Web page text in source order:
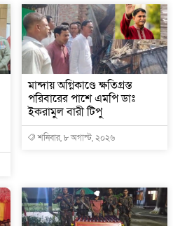
মান্দায় অগ্নিকাণ্ডে ক্ষতিগ্রস্ত
পরিবারের পাশে এমপি ডাঃ
ইকরামুল বারী টিপু
শনিবার, ৮ অগাস্ট, ২০২৬